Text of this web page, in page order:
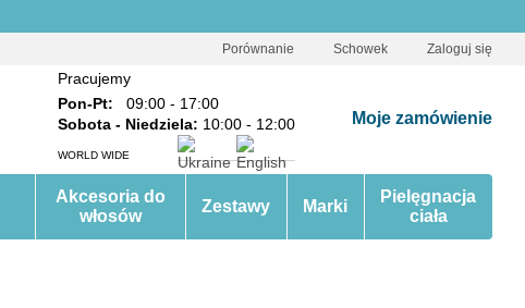
Porównanie Schowek Zaloguj się
Pracujemy
Pon-Pt:
09:00 - 17:00
Sobota - Niedziela: 10:00 - 12:00
WORLD WIDE
Moje zamówienie
Akcesoria do
włosów
Zestawy Marki
Pielęgnacja
ciała